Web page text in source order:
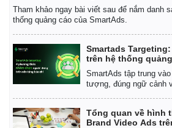
Tham khảo ngay bài viết sau để nắm danh
thống quảng cáo của SmartAds.
Smartads
trên hệ thống
SmartAds tập trung
tượng, đúng ngữ cảnh
Tổng quan về hình
Brand Video Ads